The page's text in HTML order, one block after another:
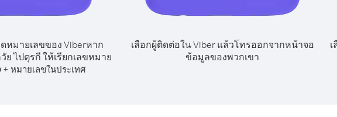
หมายเลขของ Viberหาก
ย ไปตุรกี ให้เรียกเลขหมาย
+ หมายเลขในประเทศ
เลือกผู้ติดต่อใน Viber แล้วโทรออกจากหน้าจอ
ข้อมูลของพวกเขา